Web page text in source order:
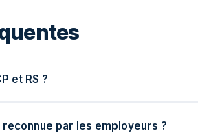
et RS ?
par les employeurs ?